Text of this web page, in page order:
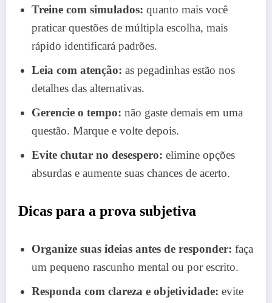
Treine com simulados: quanto mais você
praticar questões de múltipla escolha, mais
rápido identificará padrões.
Leia com atenção: as pegadinhas estão nos
detalhes das alternativas.
Gerencie o tempo: não gaste demais em uma
questão. Marque e volte depois.
Evite chutar no desespero: elimine opções
absurdas e aumente suas chances de acerto.
Dicas para a prova subjetiva
Organize suas ideias antes de responder: faça
um pequeno rascunho mental ou por escrito.
Responda com clareza e objetividade: evite